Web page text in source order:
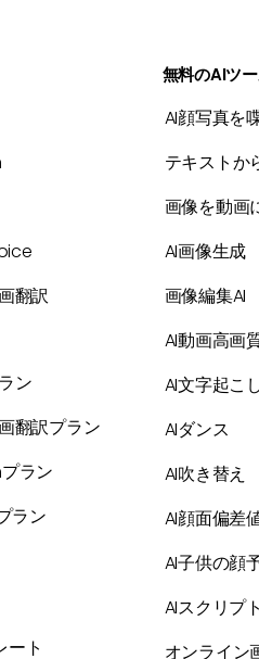
翻訳
ン
翻訳プラン
ラン
ラン
ート
無料のAIツ
AI顔写真を
テキストか
画像を動画
AI画像生成
画像編集AI
AI動画高画
AI文字起こ
AIダンス
AI吹き替え
AI顔面偏差
AI子供の顔
AIスクリプ
オンライン